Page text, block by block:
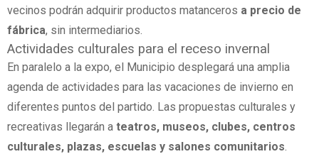
vecinos podrán adquirir productos matanceros a precio de
fábrica, sin intermediarios.
Actividades culturales para el receso invernal
En paralelo a la expo, el Municipio desplegará una amplia
agenda de actividades para las vacaciones de invierno en
diferentes puntos del partido. Las propuestas culturales y
recreativas llegarán a teatros, museos, clubes, centros
culturales, plazas, escuelas y salones comunitarios.